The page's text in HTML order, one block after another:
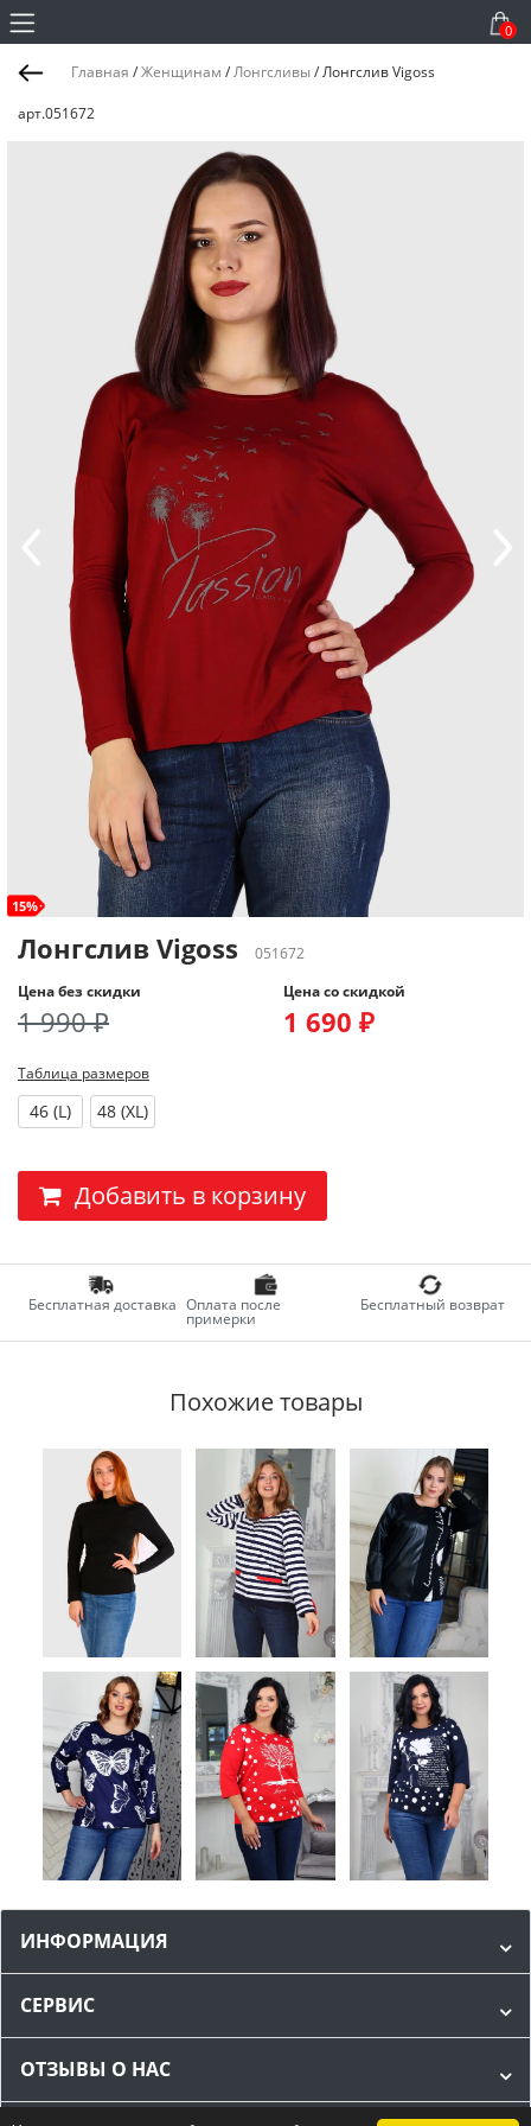
0
Главная /Женщинам /Лонгсливы/Лонгслив Vigoss
арт.051672
15%
Лонгслив Vigoss
051672
Цена без скидки
1 990 ₽
Цена со скидкой
1 690 ₽
Таблица размеров
46 (L) 48 (XL)
Добавить в корзину
Бесплатная доставка Оплата после
примерки
Бесплатный возврат
Похожие товары
ИНФОРМАЦИЯ
СЕРВИС
ОТЗЫВЫ О НАС